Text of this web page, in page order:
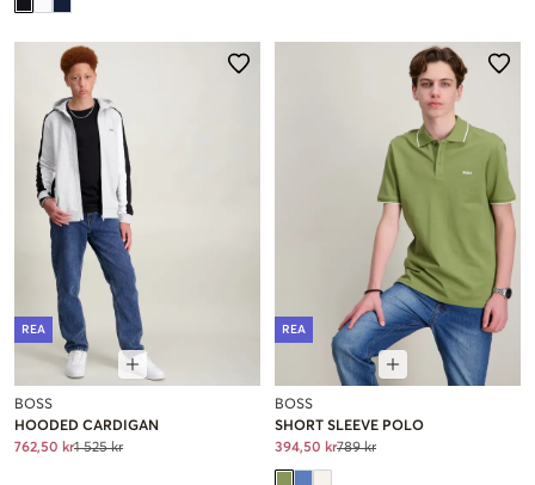
REA
BOSS
HOODED CARDIGAN
762,50 kr1 525 kr
REA
BOSS
SHORT SLEEVE POLO
394,50 kr789 kr